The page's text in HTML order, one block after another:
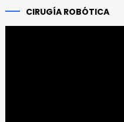
CIRUGÍA ROBÓTICA